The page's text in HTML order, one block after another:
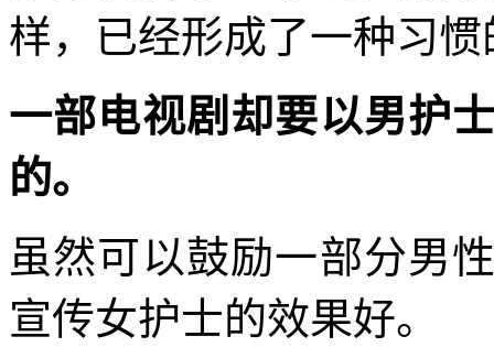
样，已经形成了一种习
一部电视剧却要以男护
的。
虽然可以鼓励一部分男
宣传女护士的效果好。